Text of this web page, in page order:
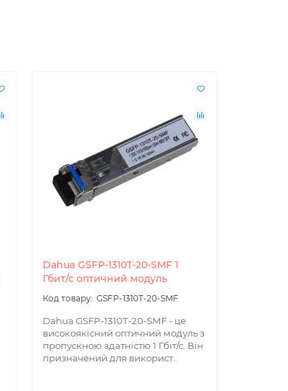
Dahua GSFP-1310T-20-SMF 1
Гбит/с оптичний модуль
GSFP-1310T-20-SMF
Dahua GSFP-1310T-20-SMF - це
високоякісний оптичний модуль з
пропускною здатністю 1 Гбіт/с. Він
призначений для використ..